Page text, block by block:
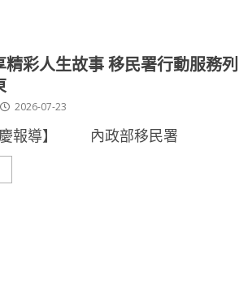
精彩人生故事 移民署行動服務列
2026-07-23
慶報導】 內政部移民署